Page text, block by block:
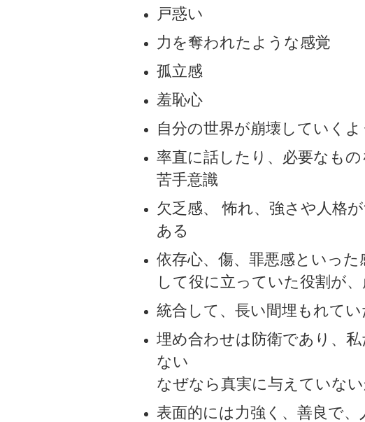
戸惑い
力を奪われたような感覚
孤立感
羞恥心
自分の世界が崩壊していく
率直に話したり、必要なも
苦手意識
欠乏感、 怖れ、強さや人格
ある
依存心、傷、罪悪感といっ
して役に立っていた役割が
統合して、長い間埋もれて
埋め合わせは防衛であり、
ない
なぜなら真実に与えていな
表面的には力強く、善良で